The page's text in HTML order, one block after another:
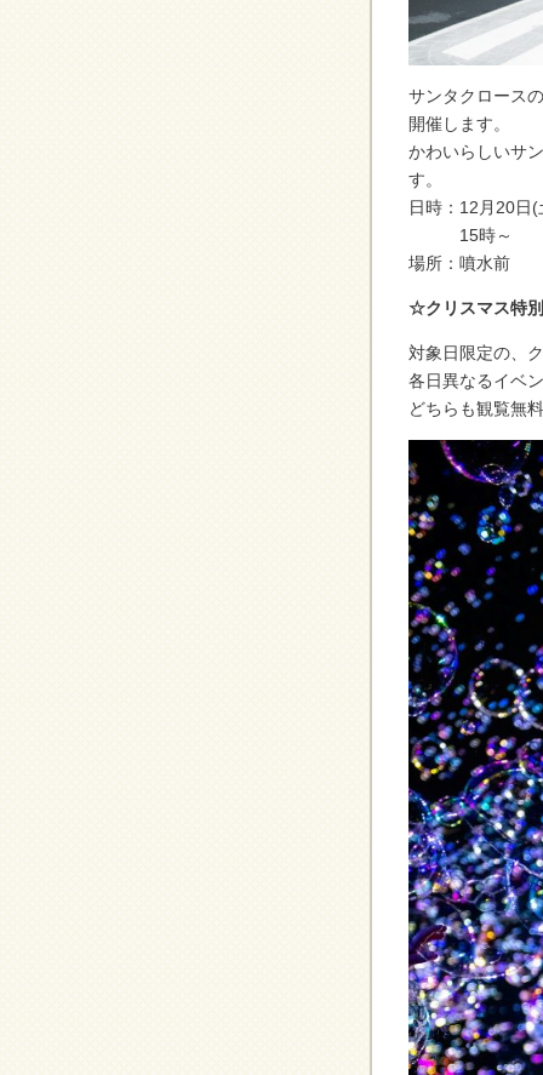
サンタクロース
開催します。
かわいらしいサ
す。
日時：12月20日
15時～
場所：噴水前
☆クリスマス特
対象日限定の、
各日異なるイベ
どちらも観覧無